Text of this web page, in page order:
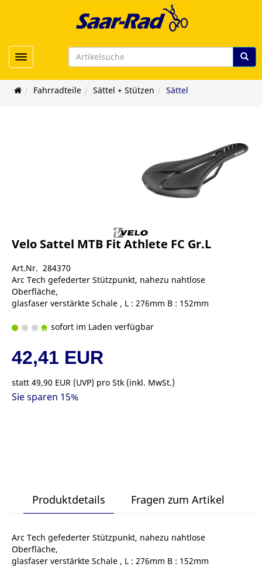
Toggle navigation
Fahrradteile Sättel + Stützen Sättel
Velo Sattel MTB Fit Athlete FC Gr.L
Art.Nr. 284370
Arc Tech gefederter Stützpunkt, nahezu nahtlose
Oberfläche,
glasfaser verstärkte Schale , L : 276mm B : 152mm
sofort im Laden verfügbar
42,41 EUR
statt 49,90 EUR (UVP) pro Stk (inkl. MwSt.)
Sie sparen 15%
Produktdetails Fragen zum Artikel
Arc Tech gefederter Stützpunkt, nahezu nahtlose
Oberfläche,
glasfaser verstärkte Schale , L : 276mm B : 152mm